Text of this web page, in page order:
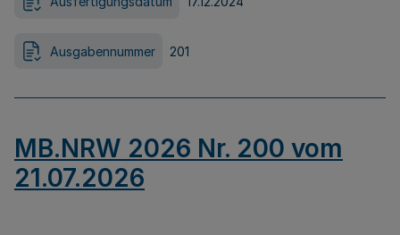
Ausgabennummer 201
MB.NRW 2026 Nr. 200 vom
21.07.2026